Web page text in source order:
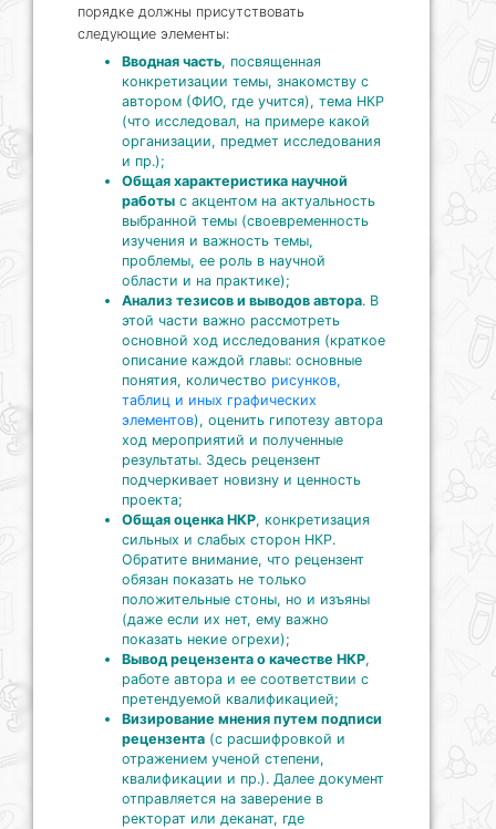
порядке должны присутствовать
следующие элементы:
Вводная часть, посвященная
конкретизации темы, знакомству с
автором (ФИО, где учится), тема НКР
(что исследовал, на примере какой
организации, предмет исследования
и пр.);
Общая характеристика научной
работы с акцентом на актуальность
выбранной темы (своевременность
изучения и важность темы,
проблемы, ее роль в научной
области и на практике);
Анализ тезисов и выводов автора. В
этой части важно рассмотреть
основной ход исследования (краткое
описание каждой главы: основные
понятия, количество рисунков,
таблиц и иных графических
элементов), оценить гипотезу автора
ход мероприятий и полученные
результаты. Здесь рецензент
подчеркивает новизну и ценность
проекта;
Общая оценка НКР, конкретизация
сильных и слабых сторон НКР.
Обратите внимание, что рецензент
обязан показать не только
положительные стоны, но и изъяны
(даже если их нет, ему важно
показать некие огрехи);
Вывод рецензента о качестве НКР,
работе автора и ее соответствии с
претендуемой квалификацией;
Визирование мнения путем подписи
рецензента (с расшифровкой и
отражением ученой степени,
квалификации и пр.). Далее документ
отправляется на заверение в
ректорат или деканат, где